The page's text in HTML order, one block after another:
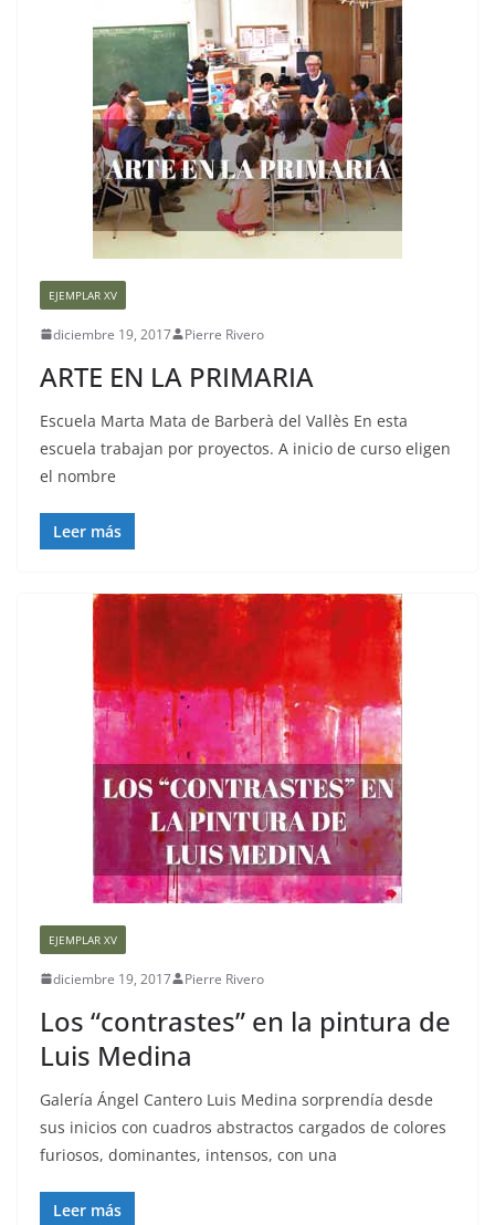
EJEMPLAR XV
diciembre 19, 2017 Pierre Rivero
ARTE EN LA PRIMARIA
Escuela Marta Mata de Barberà del Vallès En esta
escuela trabajan por proyectos. A inicio de curso eligen
el nombre
Leer más
EJEMPLAR XV
diciembre 19, 2017 Pierre Rivero
Los “contrastes” en la pintura de
Luis Medina
Galería Ángel Cantero Luis Medina sorprendía desde
sus inicios con cuadros abstractos cargados de colores
furiosos, dominantes, intensos, con una
Leer más